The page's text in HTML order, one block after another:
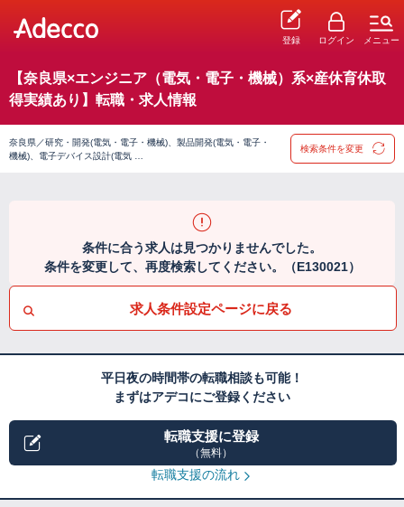
登録 ログイン メニュー
【奈良県×エンジニア（電気・電子・機械）系×産休育休取
得実績あり】転職・求人情報
奈良県／研究・開発(電気・電子・機械)、製品開発(電気・電子・
機械)、電子デバイス設計(電気 …
検索条件を変更
条件に合う求人は見つかりませんでした。
条件を変更して、再度検索してください。（E130021）
求人条件設定ページに戻る
平日夜の時間帯の転職相談も可能！
まずはアデコにご登録ください
転職支援に登録
（無料）
転職支援の流れ